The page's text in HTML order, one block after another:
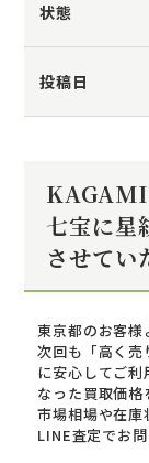
状態
投稿日
KAGAMI
七宝に星
させてい
東京都のお客様
次回も「高く
に安心してご利
なった買取価格
市場相場や在庫
LINE査定でお問